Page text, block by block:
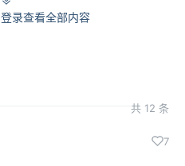
月。例如“春正月”、“夏六
录查看全部内容
共 12 条
7